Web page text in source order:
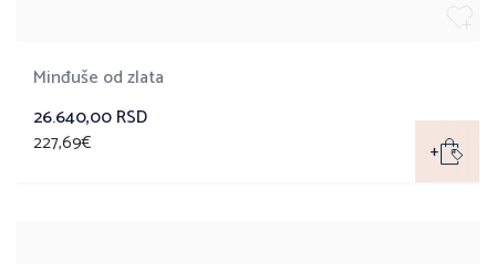
Minđuše od zlata
26.640,00 RSD
227,69€ +